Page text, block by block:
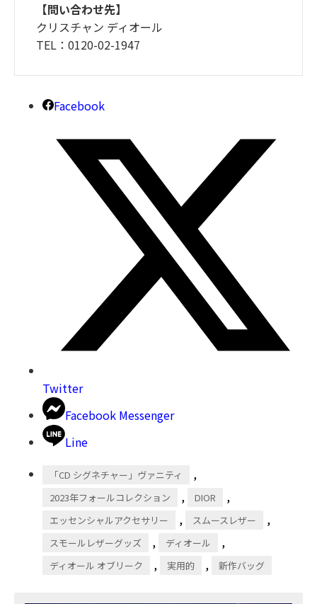
【問い合わせ先】
クリスチャン ディオール
TEL：0120-02-1947
Facebook
Twitter
Facebook Messenger
Line
「CD シグネチャー」ヴァニティ ,
2023年フォールコレクション , DIOR ,
エッセンシャルアクセサリー , スムースレザー ,
スモールレザーグッズ , ディオール ,
ディオール オブリーク , 実用的 , 新作バッグ